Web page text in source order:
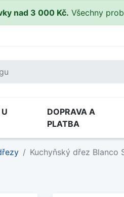
nad 3 000 Kč. Všechny
DOPRAVA A
PLATBA
Kuchyňský dřez Blanco